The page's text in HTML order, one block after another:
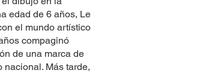
edad de 6 años, Le
el mundo artístico
compaginó
de una marca de
nacional. Más tarde,